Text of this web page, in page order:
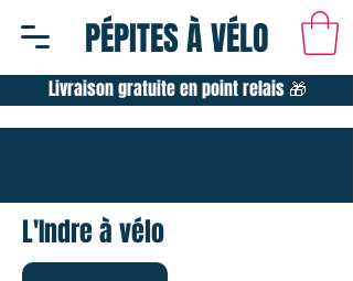
PÉPITES À VÉLO
Livraison gratuite en point relais 🎁
L'Indre à vélo